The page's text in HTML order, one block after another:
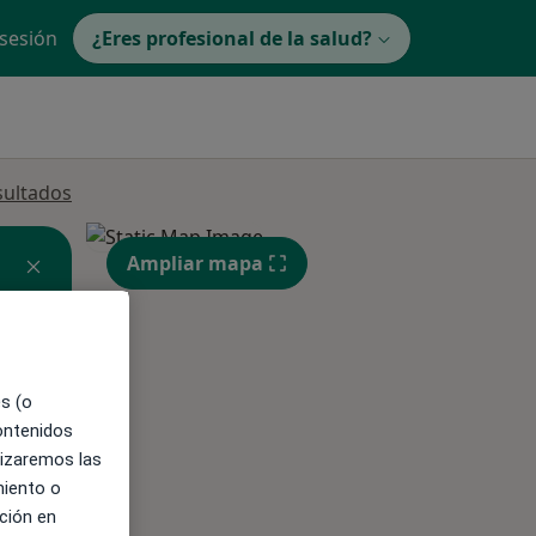
¿Eres profesional de la salud?
Ampliar mapa
(o
las
o
en